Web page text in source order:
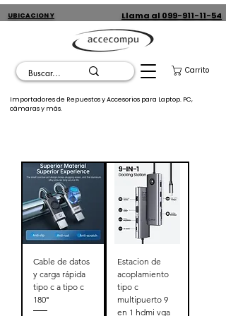
UBICACION Y
Llama al 099-911-11-54
Carrito
Importadores de Repuestos y Accesorios para Laptop. PC,
cámaras y más.
Cable de datos
y carga rápida
tipo c a tipo c
180°
Estacion de
acoplamiento
tipo c
multipuerto 9
en 1 hdmi vga